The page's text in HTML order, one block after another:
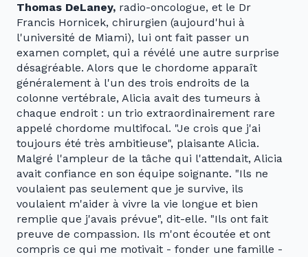
Thomas DeLaney, radio-oncologue, et le Dr
Francis Hornicek, chirurgien (aujourd'hui à
l'université de Miami), lui ont fait passer un
examen complet, qui a révélé une autre surprise
désagréable. Alors que le chordome apparaît
généralement à l'un des trois endroits de la
colonne vertébrale, Alicia avait des tumeurs à
chaque endroit : un trio extraordinairement rare
appelé chordome multifocal. "Je crois que j'ai
toujours été très ambitieuse", plaisante Alicia.
Malgré l'ampleur de la tâche qui l'attendait, Alicia
avait confiance en son équipe soignante. "Ils ne
voulaient pas seulement que je survive, ils
voulaient m'aider à vivre la vie longue et bien
remplie que j'avais prévue", dit-elle. "Ils ont fait
preuve de compassion. Ils m'ont écoutée et ont
compris ce qui me motivait - fonder une famille -